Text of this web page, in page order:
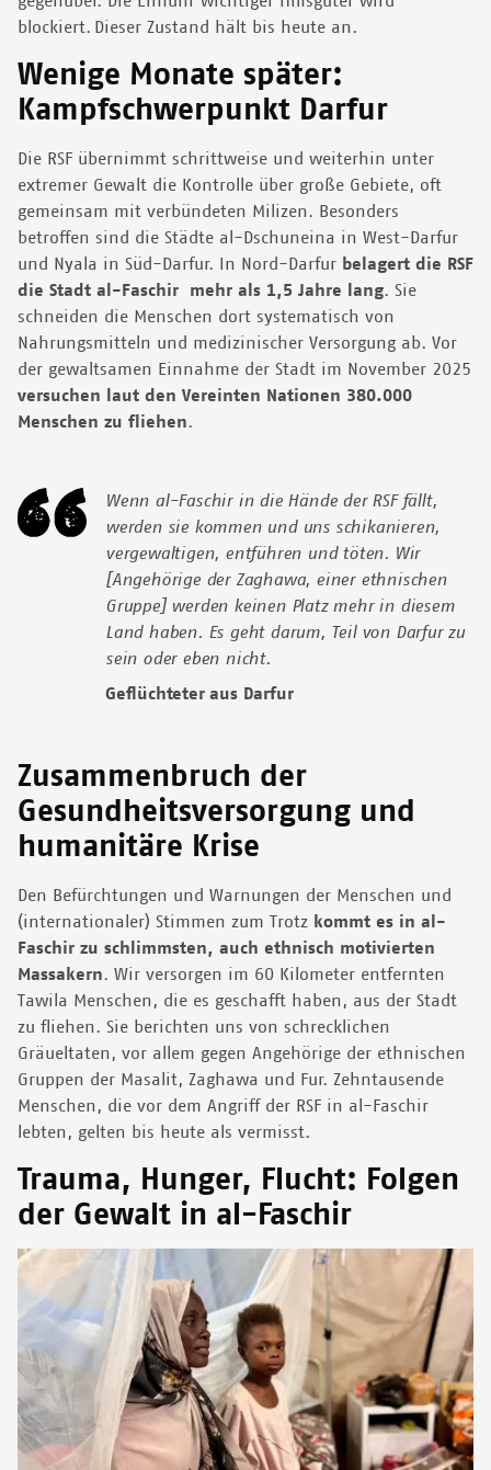
blockiert. Dieser Zustand hält bis heute an.
Wenige Monate später:
Kampfschwerpunkt Darfur
Die RSF übernimmt schrittweise und weiterhin unter
extremer Gewalt die Kontrolle über große Gebiete, oft
gemeinsam mit verbündeten Milizen. Besonders
betroffen sind die Städte al-Dschuneina in West-Darfur
und Nyala in Süd-Darfur. In Nord-Darfur belagert die RSF
die Stadt al-Faschir mehr als 1,5 Jahre lang. Sie
schneiden die Menschen dort systematisch von
Nahrungsmitteln und medizinischer Versorgung ab. Vor
der gewaltsamen Einnahme der Stadt im November 2025
versuchen laut den Vereinten Nationen 380.000
Menschen zu fliehen.
Wenn al-Faschir in die Hände der RSF fällt,
werden sie kommen und uns schikanieren,
vergewaltigen, entführen und töten. Wir
[Angehörige der Zaghawa, einer ethnischen
Gruppe] werden keinen Platz mehr in diesem
Land haben. Es geht darum, Teil von Darfur zu
sein oder eben nicht.
Geflüchteter aus Darfur
Zusammenbruch der
Gesundheitsversorgung und
humanitäre Krise
Den Befürchtungen und Warnungen der Menschen und
(internationaler) Stimmen zum Trotz kommt es in al-
Faschir zu schlimmsten, auch ethnisch motivierten
Massakern. Wir versorgen im 60 Kilometer entfernten
Tawila Menschen, die es geschafft haben, aus der Stadt
zu fliehen. Sie berichten uns von schrecklichen
Gräueltaten, vor allem gegen Angehörige der ethnischen
Gruppen der Masalit, Zaghawa und Fur. Zehntausende
Menschen, die vor dem Angriff der RSF in al-Faschir
lebten, gelten bis heute als vermisst.
Trauma, Hunger, Flucht: Folgen
der Gewalt in al-Faschir
Image